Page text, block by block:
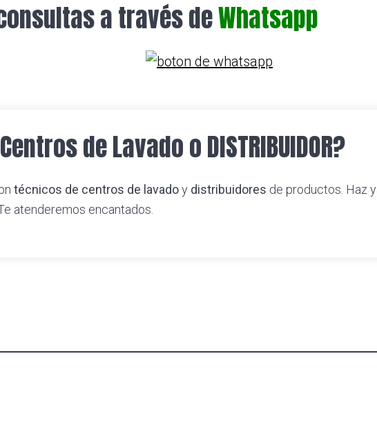
a través deWhatsapp
de Lavado o DISTRIBUIDOR?
técnicos de centros de lavadoy distribuidores de productos. Haz
atenderemos encantados.